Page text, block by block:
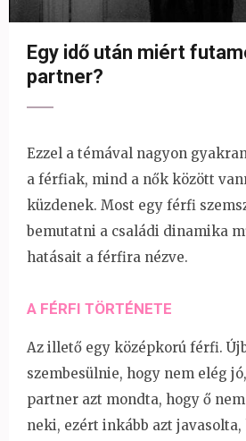
Egy idő után miért
partner?
Ezzel a témával nagyon
a férfiak, mind a nők között
küzdenek. Most egy férfi
bemutatni a családi dinamika
hatásait a férfira nézve.
A FÉRFI TÖRTÉNETE
Az illető egy középkorú férfi.
szembesülnie, hogy nem elég
partner azt mondta, hogy ő
neki, ezért inkább azt